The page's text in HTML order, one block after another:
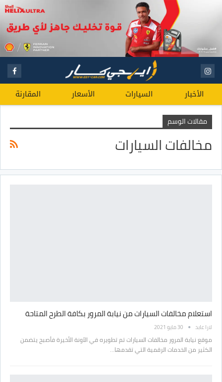
الأخبار السيارات الأسعار المقارنة
مقالات الوسم
مخالفات السيارات
استعلام مخالفات السيارات من نيابة المرور بكافة الطرح المتاحة
لارا عابد 30 مايو 2021
موقع نيابة المرور مخالفات السيارات تم تطويره في الآونة الأخيرة فأصبح يتضمن
الكثير من الخدمات الرقمية التي تقدمها…